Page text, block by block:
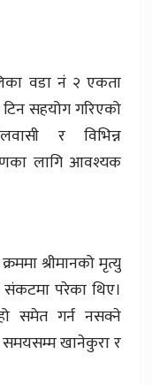
वडा नं २ एकता
टिन सहयोग गरिएको
र विभिन्न
लागि आवश्यक
श्रीमानको मृत्यु
परेका थिए।
समेत गर्न नसक्ने
खानेकुरा र